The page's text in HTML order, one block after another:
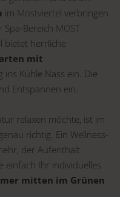
im Mostviertel verbringen
Spa-Bereich MOST
bietet herrliche
mit
ins Kühle Nass ein. Die
Entspannen ein.
relaxen möchte, ist im
richtig. Ein Wellness-
der Aufenthalt
einfach Ihr individuelles
mitten im Grünen